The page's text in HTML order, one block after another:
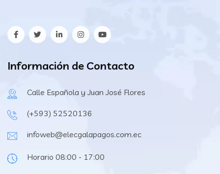
Información de Contacto
Calle Española y Juan José Flores
(+593) 52520136
infoweb@elecgalapagos.com.ec
Horario 08:00 - 17:00